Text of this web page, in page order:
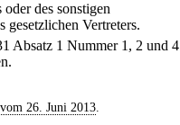
des sonstigen
gesetzlichen Vertreters.
Absatz 1 Nummer 1, 2 und 4
vom 26. Juni 2013.